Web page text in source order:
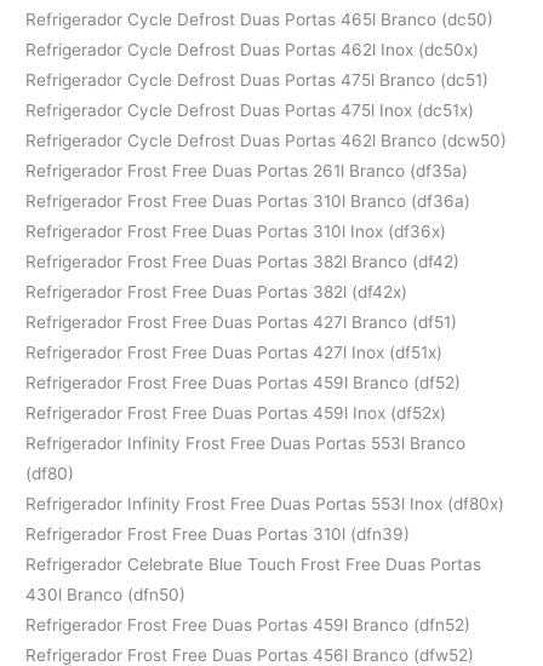
Refrigerador Cycle Defrost Duas Portas 465l Branco (dc50)
Refrigerador Cycle Defrost Duas Portas 462l Inox (dc50x)
Refrigerador Cycle Defrost Duas Portas 475l Branco (dc51)
Refrigerador Cycle Defrost Duas Portas 475l Inox (dc51x)
Refrigerador Cycle Defrost Duas Portas 462l Branco (dcw50)
Refrigerador Frost Free Duas Portas 261l Branco (df35a)
Refrigerador Frost Free Duas Portas 310l Branco (df36a)
Refrigerador Frost Free Duas Portas 310l Inox (df36x)
Refrigerador Frost Free Duas Portas 382l Branco (df42)
Refrigerador Frost Free Duas Portas 382l (df42x)
Refrigerador Frost Free Duas Portas 427l Branco (df51)
Refrigerador Frost Free Duas Portas 427l Inox (df51x)
Refrigerador Frost Free Duas Portas 459l Branco (df52)
Refrigerador Frost Free Duas Portas 459l Inox (df52x)
Refrigerador Infinity Frost Free Duas Portas 553l Branco
(df80)
Refrigerador Infinity Frost Free Duas Portas 553l Inox (df80x)
Refrigerador Frost Free Duas Portas 310l (dfn39)
Refrigerador Celebrate Blue Touch Frost Free Duas Portas
430l Branco (dfn50)
Refrigerador Frost Free Duas Portas 459l Branco (dfn52)
Refrigerador Frost Free Duas Portas 456l Branco (dfw52)